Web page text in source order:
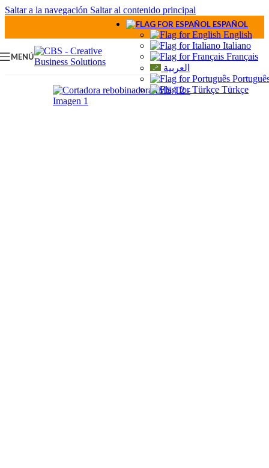
Saltar a la navegación Saltar al contenido principal
MENÚ
ESPAÑOL
English
Italiano
Français
العربية
Türkçe